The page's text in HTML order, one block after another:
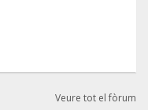
Veure tot el fòrum